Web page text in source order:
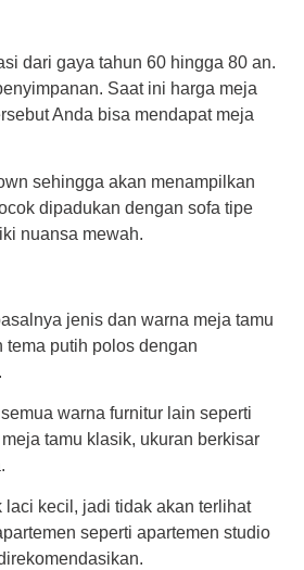
dari gaya tahun 60 hingga 80 an.
Saat ini harga meja
Anda bisa mendapat meja
sehingga akan menampilkan
dipadukan dengan sofa tipe
nuansa mewah.
jenis dan warna meja tamu
putih polos dengan
warna furnitur lain seperti
tamu klasik, ukuran berkisar
kecil, jadi tidak akan terlihat
seperti apartemen studio